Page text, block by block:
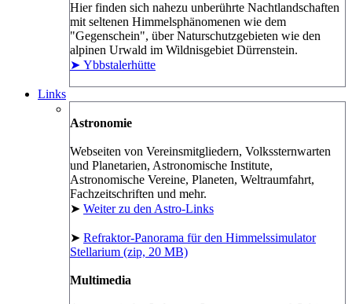
Hier finden sich nahezu unberührte Nachtlandschaften
mit seltenen Himmelsphänomenen wie dem
"Gegenschein", über Naturschutzgebieten wie den
alpinen Urwald im Wildnisgebiet Dürrenstein.
➤ Ybbstalerhütte
Links
Astronomie
Webseiten von Vereinsmitgliedern, Volkssternwarten
und Planetarien, Astronomische Institute,
Astronomische Vereine, Planeten, Weltraumfahrt,
Fachzeitschriften und mehr.
➤ Weiter zu den Astro-Links
➤ Refraktor-Panorama für den Himmelssimulator
Stellarium (zip, 20 MB)
Multimedia